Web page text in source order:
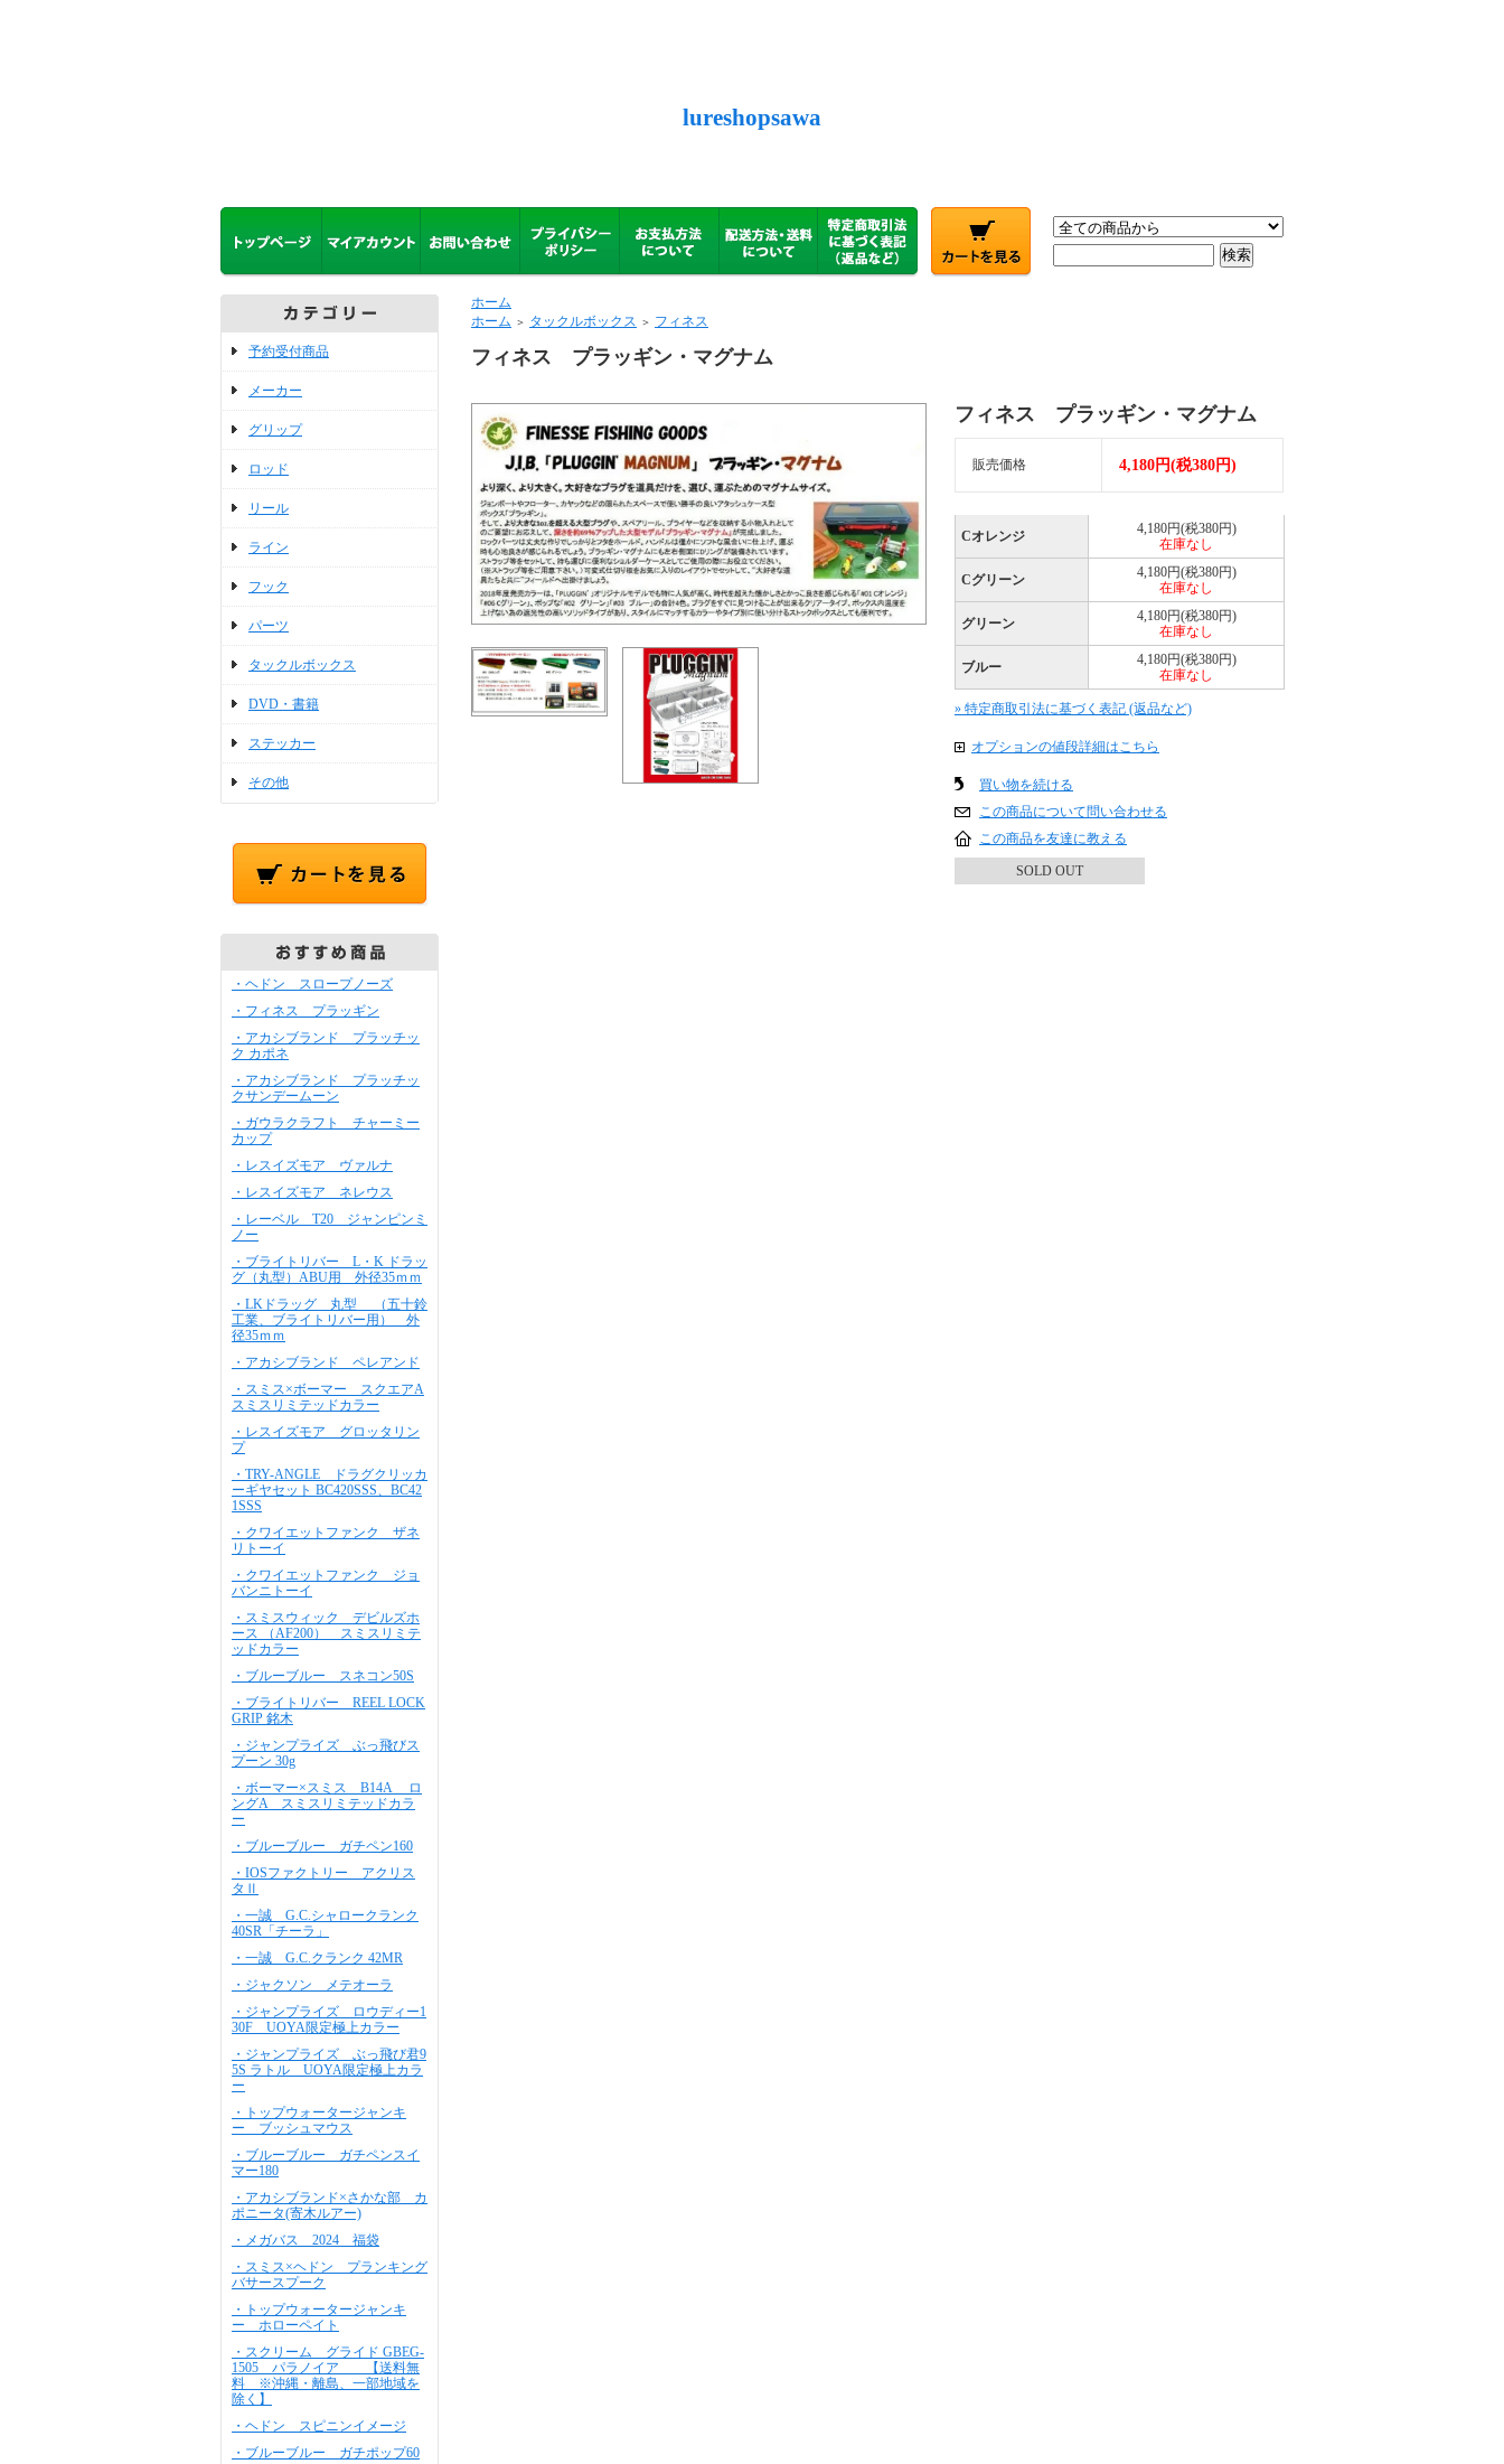
lureshopsawa
予約受付商品
メーカー
グリップ
ロッド
リール
ライン
フック
パーツ
タックルボックス
DVD・書籍
ステッカー
その他
・ヘドン スロープノーズ
・フィネス プラッギン
・アカシブランド プラッチッ
ク カポネ
・アカシブランド プラッチッ
クサンデームーン
・ガウラクラフト チャーミー
カップ
・レスイズモア ヴァルナ
・レスイズモア ネレウス
・レーベル T20 ジャンピンミ
ノー
・ブライトリバー L・K ドラッ
グ（丸型）ABU用 外径35ｍｍ
・LKドラッグ 丸型 （五十鈴
工業、ブライトリバー用） 外
径35ｍｍ
・アカシブランド ペレアンド
・スミス×ボーマー スクエアA
スミスリミテッドカラー
・レスイズモア グロッタリン
プ
・TRY-ANGLE ドラグクリッカ
ーギヤセット BC420SSS、BC42
1SSS
・クワイエットファンク ザネ
リトーイ
・クワイエットファンク ジョ
バンニトーイ
・スミスウィック デビルズホ
ース （AF200） スミスリミテ
ッドカラー
・ブルーブルー スネコン50S
・ブライトリバー REEL LOCK
GRIP 銘木
・ジャンプライズ ぶっ飛びス
プーン 30g
・ボーマー×スミス B14A ロ
ングA スミスリミテッドカラ
ー
・ブルーブルー ガチペン160
・IOSファクトリー アクリス
タⅡ
・一誠 G.C.シャロークランク
40SR「チーラ」
・一誠 G.C.クランク 42MR
・ジャクソン メテオーラ
・ジャンプライズ ロウディー1
30F UOYA限定極上カラー
・ジャンプライズ ぶっ飛び君9
5S ラトル UOYA限定極上カラ
ー
・トップウォータージャンキ
ー ブッシュマウス
・ブルーブルー ガチペンスイ
マー180
・アカシブランド×さかな部 カ
ポニータ(寄木ルアー)
・メガバス 2024 福袋
・スミス×ヘドン プランキング
バサースプーク
・トップウォータージャンキ
ー ホローペイト
・スクリーム グライド GBEG-
1505 パラノイア 【送料無
料 ※沖縄・離島、一部地域を
除く】
・ヘドン スピニンイメージ
・ブルーブルー ガチポップ60
ホーム
ホーム ＞ タックルボックス ＞ フィネス
フィネス プラッギン・マグナム
フィネス プラッギン・マグナム
販売価格 4,180円(税380円)
Cオレンジ
4,180円(税380円)
在庫なし
Cグリーン
4,180円(税380円)
在庫なし
グリーン
4,180円(税380円)
在庫なし
ブルー
4,180円(税380円)
在庫なし
» 特定商取引法に基づく表記 (返品など)
オプションの値段詳細はこちら
買い物を続ける
この商品について問い合わせる
この商品を友達に教える
SOLD OUT